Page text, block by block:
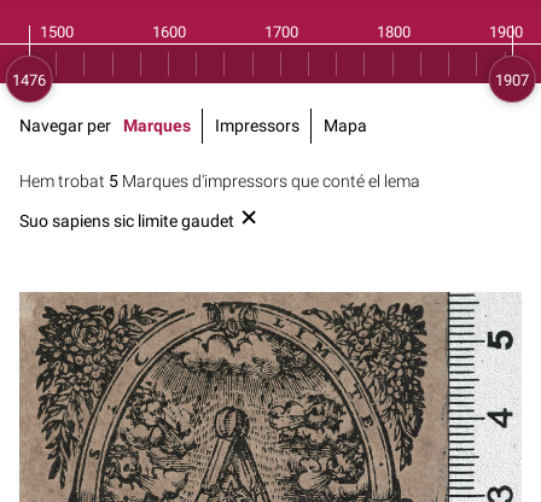
Hem trobat 5 Marques d'impressors que conté el lema
Suo sapiens sic limite gaudet
Navegar per Marques Impressors Mapa